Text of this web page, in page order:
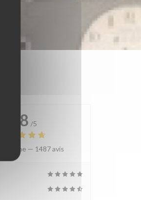
4.8 /5
— 1487 avis